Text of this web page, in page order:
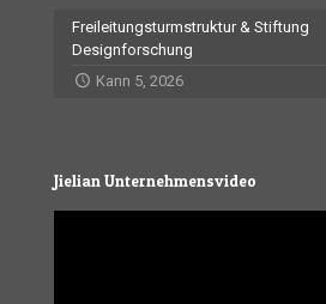
Freileitungsturmstruktur & Stiftung
Designforschung
Kann 5, 2026
Jielian Unternehmensvideo